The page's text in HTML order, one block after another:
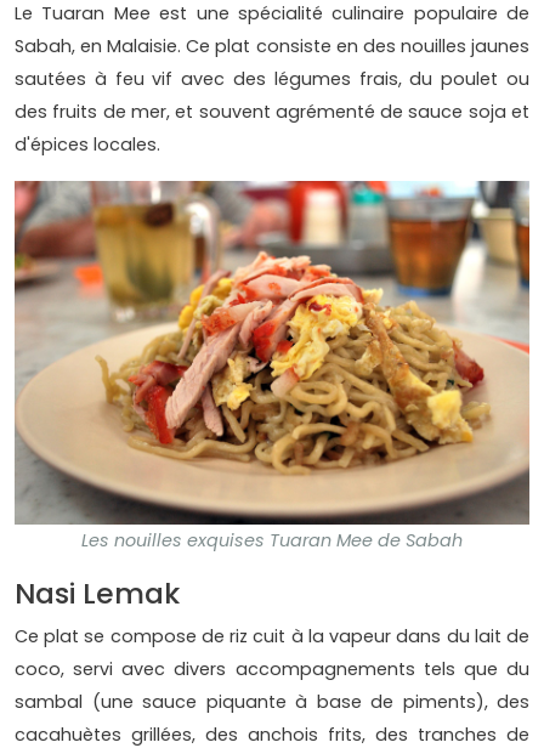
Le Tuaran Mee est une spécialité culinaire populaire de
Sabah, en Malaisie. Ce plat consiste en des nouilles jaunes
sautées à feu vif avec des légumes frais, du poulet ou
des fruits de mer, et souvent agrémenté de sauce soja et
d'épices locales.
Les nouilles exquises Tuaran Mee de Sabah
Nasi Lemak
Ce plat se compose de riz cuit à la vapeur dans du lait de
coco, servi avec divers accompagnements tels que du
sambal (une sauce piquante à base de piments), des
cacahuètes grillées, des anchois frits, des tranches de